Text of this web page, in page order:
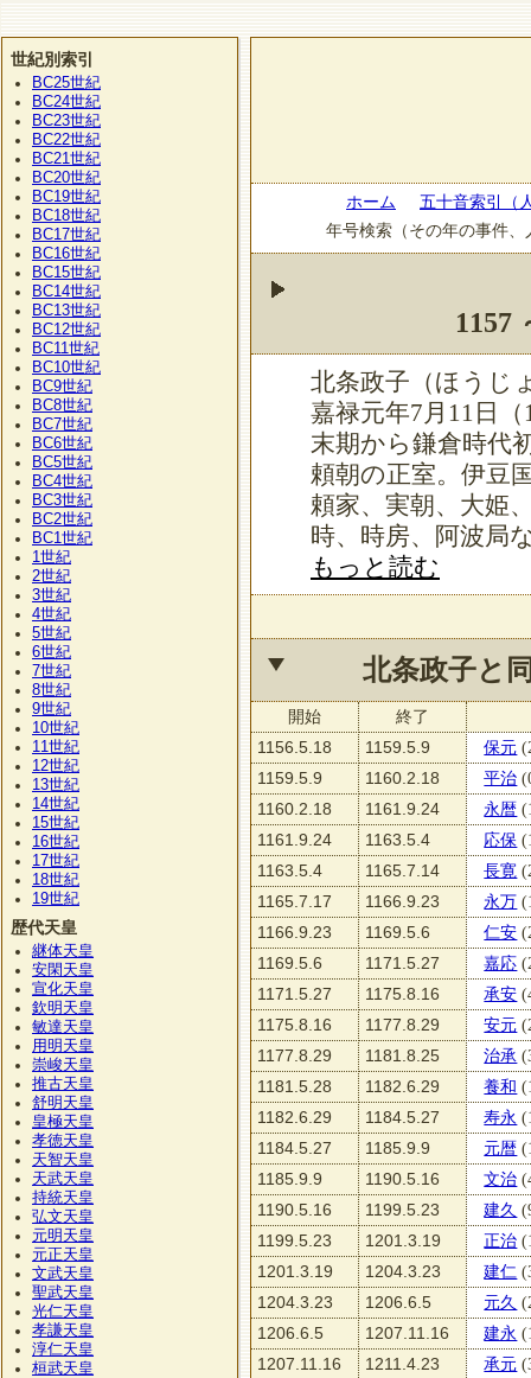
ホーム
五十音索引（
年号検索（その年の事件
1157
北条政子（ほうじ
嘉禄元年7月11日
末期から鎌倉時代
頼朝の正室。伊豆
頼家、実朝、大姫
時、時房、阿波局
もっと読む
北条政子と
開始
終了
1156.5.18
1159.5.9 保元
1159.5.9
1160.2.18 平治
1160.2.18
1161.9.24 永暦
1161.9.24
1163.5.4 応保
1163.5.4
1165.7.14 長寛
1165.7.17
1166.9.23 永万
1166.9.23
1169.5.6 仁安
1169.5.6
1171.5.27 嘉応
1171.5.27
1175.8.16 承安
1175.8.16
1177.8.29 安元
1177.8.29
1181.8.25 治承
1181.5.28
1182.6.29 養和
1182.6.29
1184.5.27 寿永
1184.5.27
1185.9.9 元暦
1185.9.9
1190.5.16 文治
1190.5.16
1199.5.23 建久
1199.5.23
1201.3.19 正治
1201.3.19
1204.3.23 建仁
1204.3.23
1206.6.5 元久
1206.6.5
1207.11.16 建永
1207.11.16
1211.4.23 承元
世紀別索引
BC25世紀
BC24世紀
BC23世紀
BC22世紀
BC21世紀
BC20世紀
BC19世紀
BC18世紀
BC17世紀
BC16世紀
BC15世紀
BC14世紀
BC13世紀
BC12世紀
BC11世紀
BC10世紀
BC9世紀
BC8世紀
BC7世紀
BC6世紀
BC5世紀
BC4世紀
BC3世紀
BC2世紀
BC1世紀
1世紀
2世紀
3世紀
4世紀
5世紀
6世紀
7世紀
8世紀
9世紀
10世紀
11世紀
12世紀
13世紀
14世紀
15世紀
16世紀
17世紀
18世紀
19世紀
歴代天皇
継体天皇
安閑天皇
宣化天皇
欽明天皇
敏達天皇
用明天皇
崇峻天皇
推古天皇
舒明天皇
皇極天皇
孝徳天皇
天智天皇
天武天皇
持統天皇
弘文天皇
元明天皇
元正天皇
文武天皇
聖武天皇
光仁天皇
孝謙天皇
淳仁天皇
桓武天皇